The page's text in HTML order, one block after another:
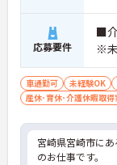
応募要件
■
※
車通勤可 未経験OK
産休･育休･介護休暇取得
宮崎県宮崎市に
のお仕事です。